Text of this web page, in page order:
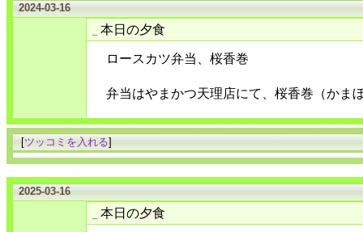
2024-03-16
本日の夕食
ロースカツ弁当、桜香巻
弁当はやまかつ天理店にて、桜香巻（かま
[ツッコミを入れる]
2025-03-16
本日の夕食